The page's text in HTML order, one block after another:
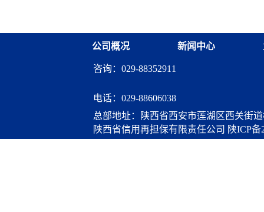
公司概况 新闻中心
咨询：029-88352911
电话： 029-88606038
陕西省信用再担保有限责任公司 陕ICP备
总部地址：陕西省西安市莲湖区西关街